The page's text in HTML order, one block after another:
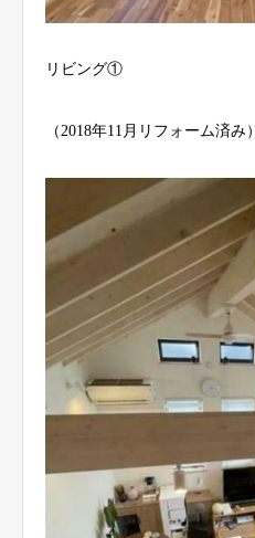
リビング①
（2018年11月リフォーム済み）